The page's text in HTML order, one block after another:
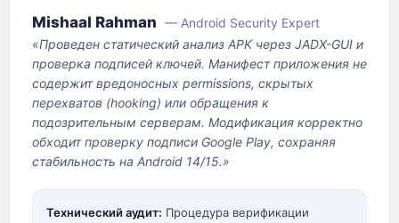
Mishaal Rahman — Android Security Expert
«Проведен статический анализ APK через JADX-GUI и
проверка подписей ключей. Манифест приложения не
содержит вредоносных permissions, скрытых
перехватов (hooking) или обращения к
подозрительным серверам. Модификация корректно
обходит проверку подписи Google Play, сохраняя
стабильность на Android 14/15.»
Технический аудит: Процедура верификации